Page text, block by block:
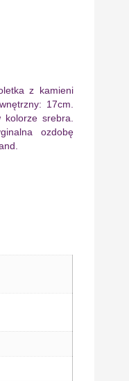
z kamieni
17cm.
srebra.
ozdobę